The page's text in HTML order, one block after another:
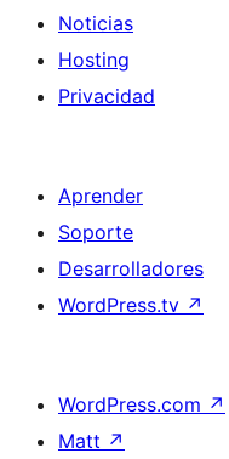
Noticias
Hosting
Privacidad
Aprender
Soporte
Desarrolladores
WordPress.tv ↗
WordPress.com ↗
Matt ↗